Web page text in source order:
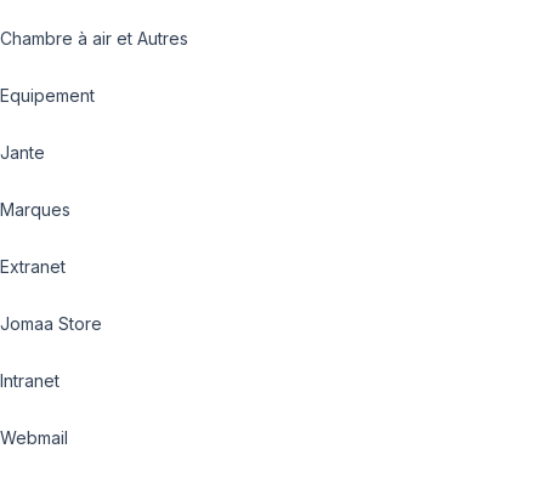
Chambre à air et Autres
Equipement
Jante
Marques
Extranet
Jomaa Store
Intranet
Webmail